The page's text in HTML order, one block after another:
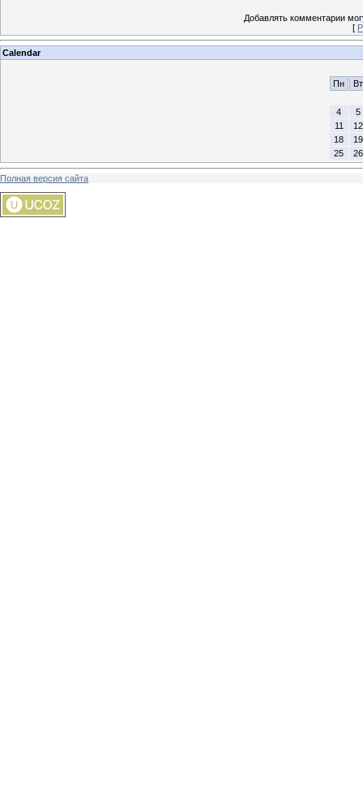
Добавлять комментарии
[
Calendar
Пн Вт
4
5
11
12
18
19
25
26
Полная версия сайта